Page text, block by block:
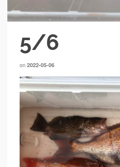
5/6
on 2022-05-06